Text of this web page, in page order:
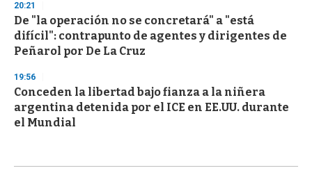
20:21
De "la operación no se concretará" a "está
difícil": contrapunto de agentes y dirigentes de
Peñarol por De La Cruz
19:56
Conceden la libertad bajo fianza a la niñera
argentina detenida por el ICE en EE.UU. durante
el Mundial